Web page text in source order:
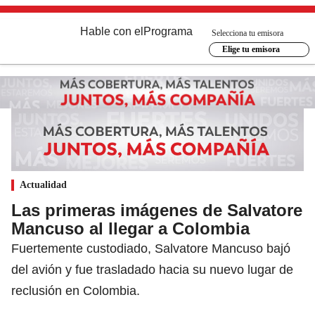
Hable con el Programa
Selecciona tu emisora
Elige tu emisora
Actualidad
Las primeras imágenes de Salvatore
Mancuso al llegar a Colombia
Fuertemente custodiado, Salvatore Mancuso bajó
del avión y fue trasladado hacia su nuevo lugar de
reclusión en Colombia.